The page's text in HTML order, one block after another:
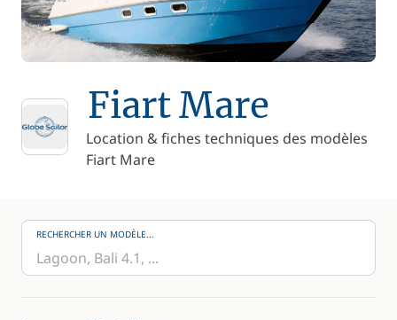
Fiart Mare
Location & fiches techniques des modèles
Fiart Mare
RECHERCHER UN MODÈLE...